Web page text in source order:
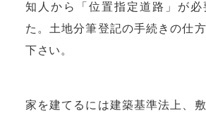
知人から「位置指定道路」が必
た。土地分筆登記の手続きの仕
下さい。
家を建てるには建築基準法上、